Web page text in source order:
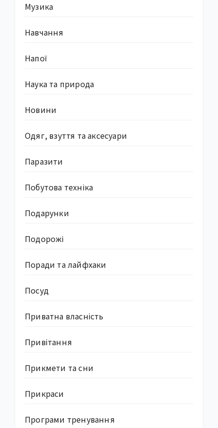
Музика
Навчання
Напої
Наука та природа
Новини
Одяг, взуття та аксесуари
Паразити
Побутова техніка
Подарунки
Подорожі
Поради та лайфхаки
Посуд
Приватна власність
Привітання
Прикмети та сни
Прикраси
Програми тренування